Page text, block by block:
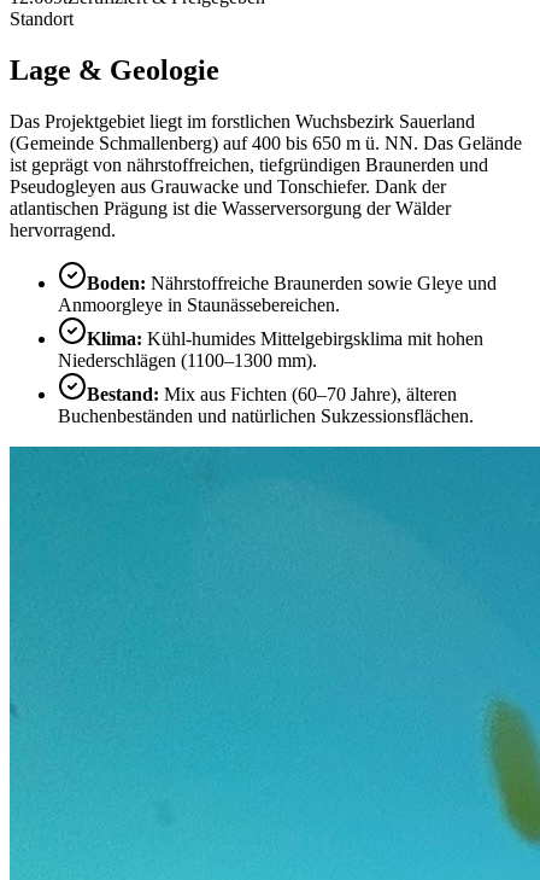
Standort
Lage & Geologie
Das Projektgebiet liegt im forstlichen Wuchsbezirk Sauerland
(Gemeinde Schmallenberg) auf 400 bis 650 m ü. NN. Das Gelände
ist geprägt von nährstoffreichen, tiefgründigen Braunerden und
Pseudogleyen aus Grauwacke und Tonschiefer. Dank der
atlantischen Prägung ist die Wasserversorgung der Wälder
hervorragend.
Boden: Nährstoffreiche Braunerden sowie Gleye und
Anmoorgleye in Staunässebereichen.
Klima: Kühl-humides Mittelgebirgsklima mit hohen
Niederschlägen (1100–1300 mm).
Bestand: Mix aus Fichten (60–70 Jahre), älteren
Buchenbeständen und natürlichen Sukzessionsflächen.